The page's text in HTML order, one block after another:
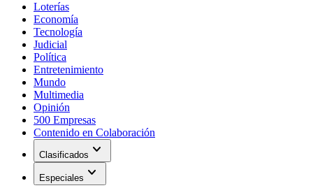
Loterías
Economía
Tecnología
Judicial
Política
Entretenimiento
Mundo
Multimedia
Opinión
500 Empresas
Contenido en Colaboración
Clasificados expand_more
Especiales expand_more